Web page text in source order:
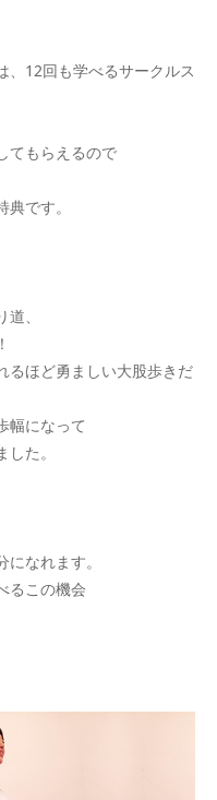
、12回も学べるサークルス
てもらえるので
です。
、
るほど勇ましい大股歩きだ
幅になって
た。
なれます。
この機会